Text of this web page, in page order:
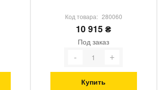
Код товара: 280060
10 915 ₴
Под заказ
Купить